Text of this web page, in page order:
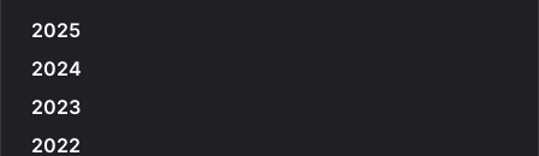
2025
2024
2023
2022